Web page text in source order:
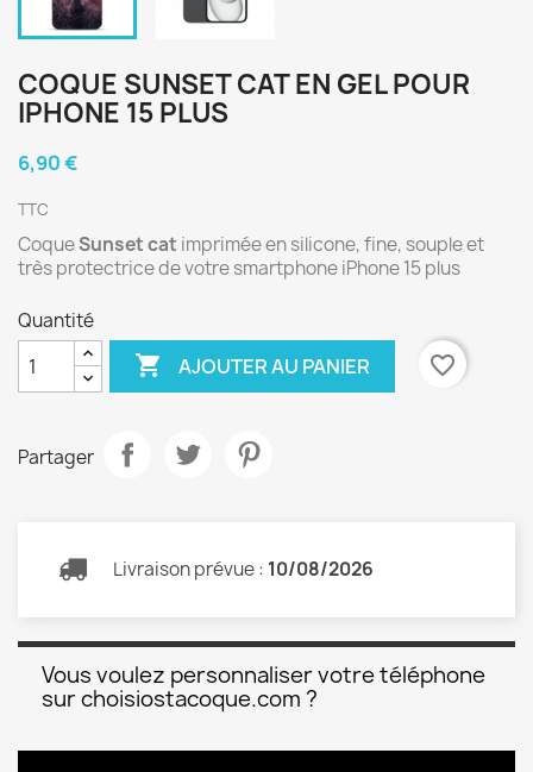
COQUE SUNSET CAT EN GEL POUR
IPHONE 15 PLUS
6,90 €
TTC
CoqueSunset cat imprimée en silicone, fine, souple et
très protectrice de votre smartphone iPhone 15 plus
Quantité
 AJOUTER AU PANIER favorite_border
Partager
Livraison prévue : 10/08/2026
Vous voulez personnaliser votre téléphone
sur choisiostacoque.com ?